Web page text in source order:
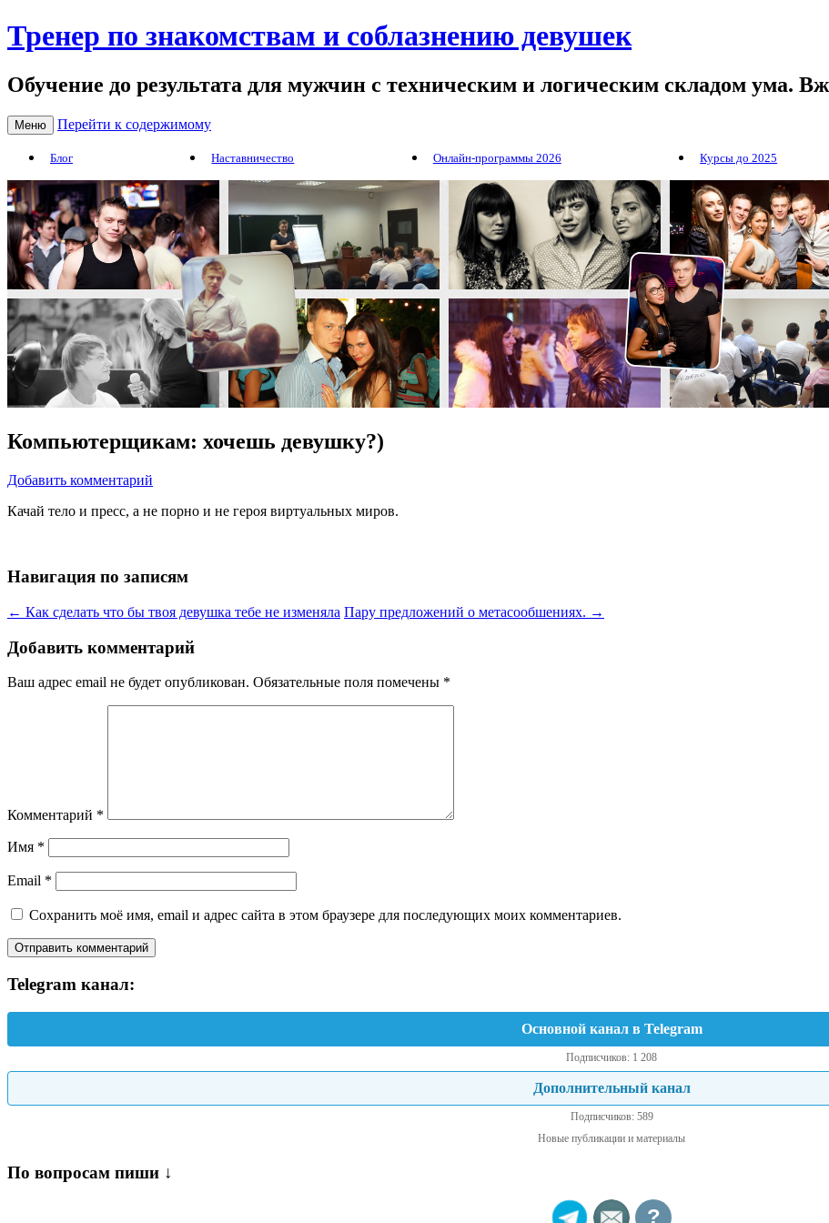
Тренер по знакомствам и соблазнению девушек
Обучение до результата для мужчин с техническим и логическим складом ума.
Меню Перейти к содержимому
Блог Наставничество Онлайн-программы 2026 Курсы до 2025
Компьютерщикам: хочешь девушку?)
Добавить комментарий
Качай тело и пресс, а не порно и не героя виртуальных миров.
Навигация по записям
← Как сделать что бы твоя девушка тебе не изменяла Пару предложений о метасообшениях. →
Добавить комментарий
Ваш адрес email не будет опубликован. Обязательные поля помечены *
Комментарий *
Имя *
Email *
Сохранить моё имя, email и адрес сайта в этом браузере для последующих моих комментариев.
Telegram канал:
Основной канал в Telegram
Подписчиков: 1 208
Дополнительный канал
Подписчиков: 589
Новые публикации и материалы
По вопросам пиши ↓
?